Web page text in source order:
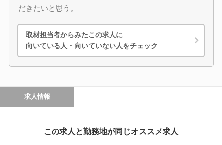
だきたいと思う。
取材担当者からみたこの求人に
向いている人・向いていない人をチェック
求人情報
この求人と勤務地が同じオススメ求人